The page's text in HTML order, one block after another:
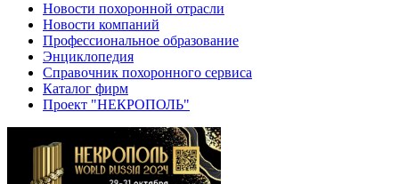
Новости похоронной отрасли
Новости компаний
Профессиональное образование
Энциклопедия
Справочник похоронного сервиса
Каталог фирм
Проект "НЕКРОПОЛЬ"